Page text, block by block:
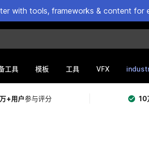
with tools, frameworks & content
工具 模板 工具 VFX
+用户参与评分 10